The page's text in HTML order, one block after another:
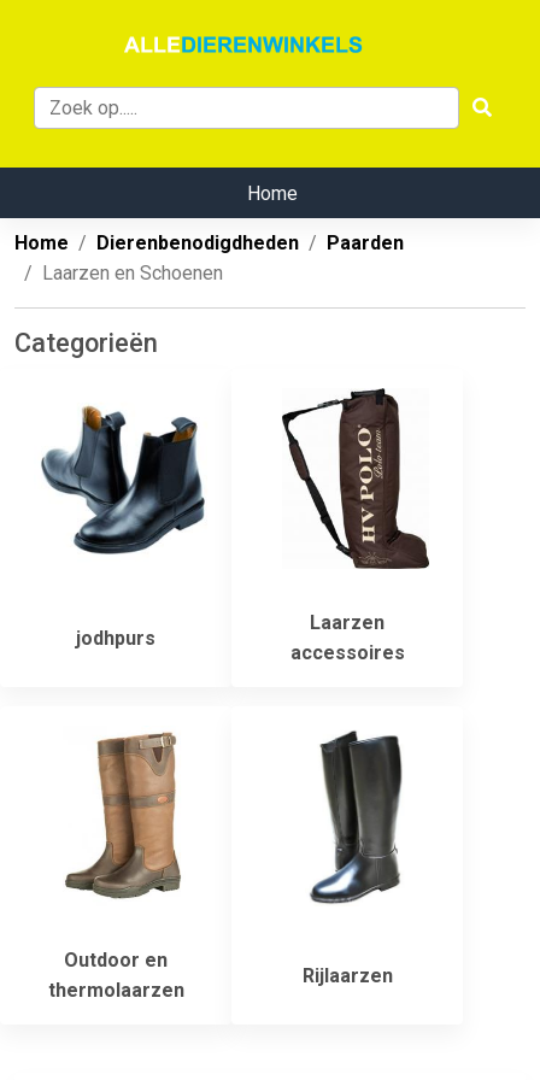
Home
Home Dierenbenodigdheden
Paarden
Laarzen en Schoenen
Categorieën
jodhpurs
Laarzen
accessoires
Outdoor en
thermolaarzen
Rijlaarzen